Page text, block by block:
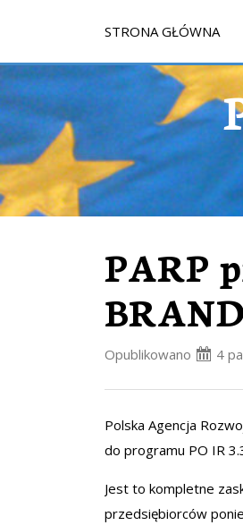
STRONA GŁÓWNA
PARP
BRAND
Opublikowano 4
Polska Agencja
do programu PO IR
Jest to kompletne
przedsiębiorców